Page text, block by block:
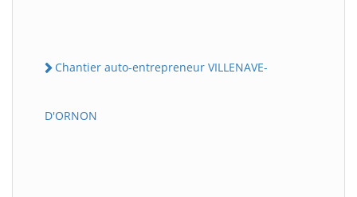
Chantier auto-entrepreneur VILLENAVE-
D'ORNON